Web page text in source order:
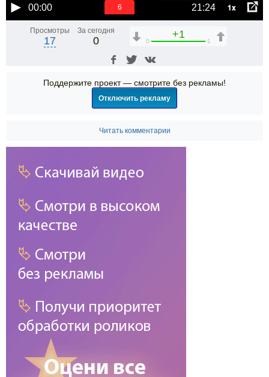
00:00 21:24 1x
6
Просмотры
17
За сегодня
0
+1
0 1
Поддержите проект — смотрите без рекламы!
Отключить рекламу
Читать комментарии